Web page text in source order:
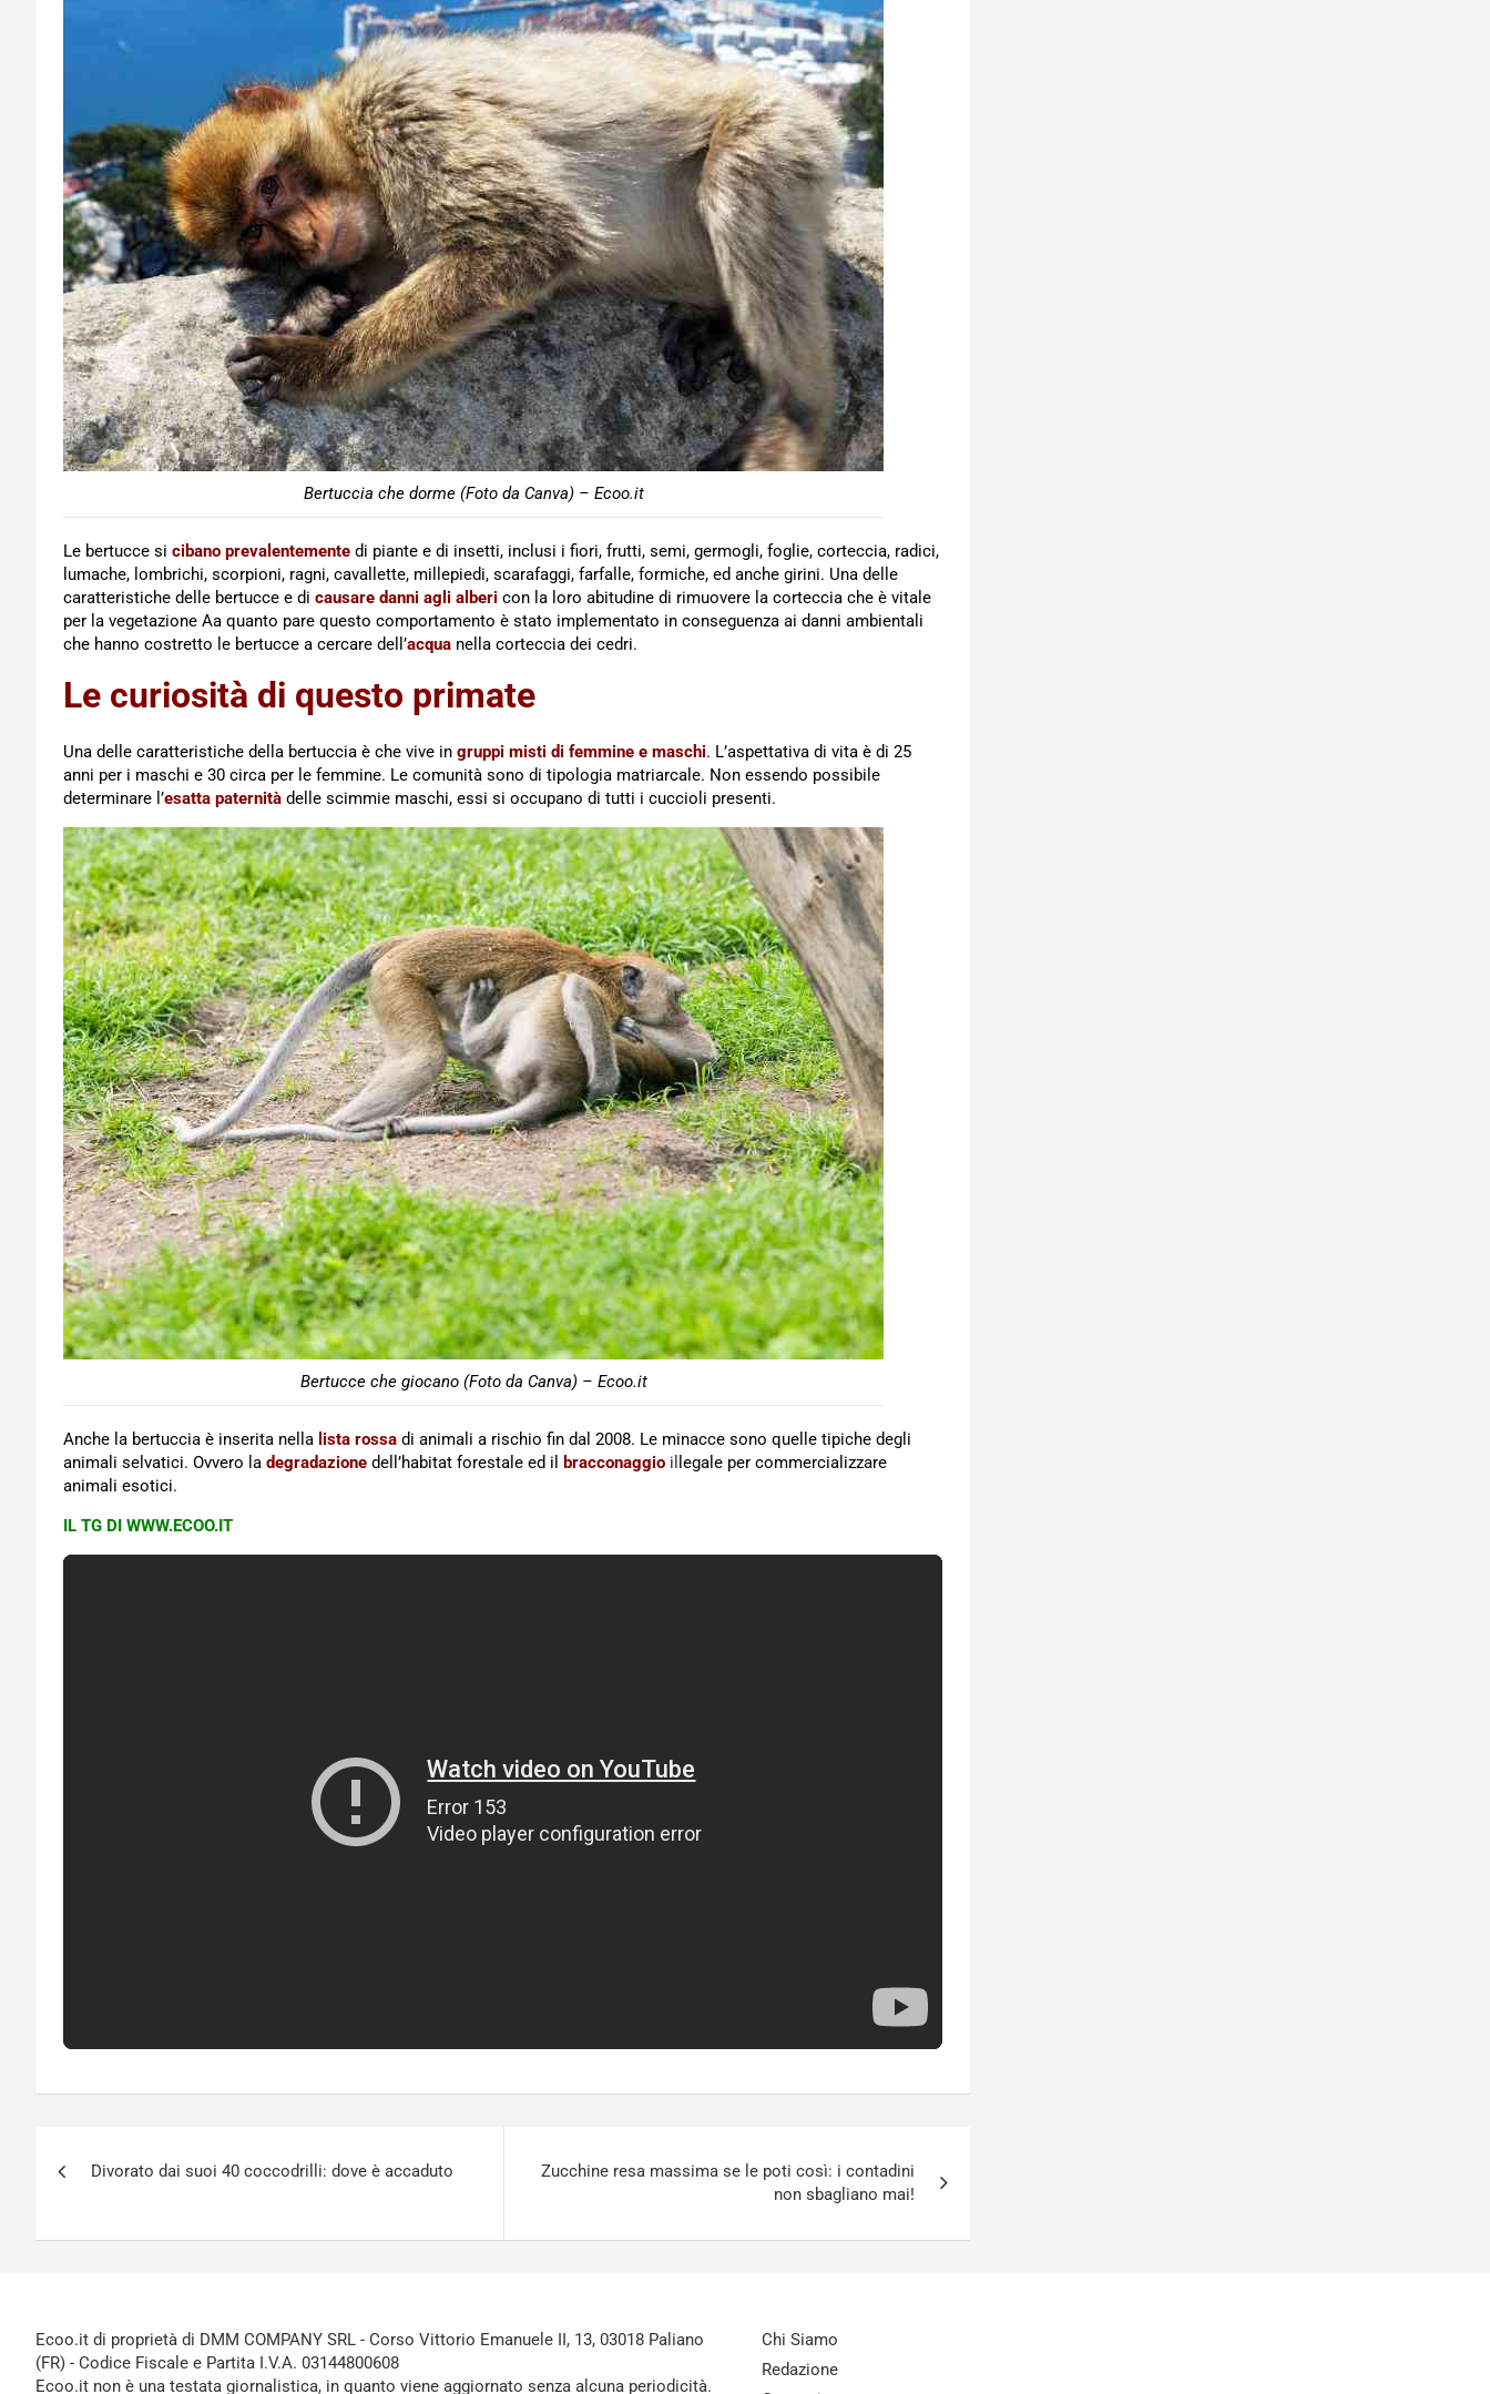
Bertuccia che dorme (Foto da Canva) – Ecoo.it
Le bertucce si cibano prevalentemente di piante e di insetti, inclusi i fiori, frutti, semi, germogli, foglie, corteccia, radici,
lumache, lombrichi, scorpioni, ragni, cavallette, millepiedi, scarafaggi, farfalle, formiche, ed anche girini. Una delle
caratteristiche delle bertucce e di causare danni agli alberi con la loro abitudine di rimuovere la corteccia che è vitale
per la vegetazione Aa quanto pare questo comportamento è stato implementato in conseguenza ai danni ambientali
che hanno costretto le bertucce a cercare dell’acqua nella corteccia dei cedri.
Le curiosità di questo primate
Una delle caratteristiche della bertuccia è che vive in gruppi misti di femmine e maschi. L’aspettativa di vita è di 25
anni per i maschi e 30 circa per le femmine. Le comunità sono di tipologia matriarcale. Non essendo possibile
determinare l’esatta paternità delle scimmie maschi, essi si occupano di tutti i cuccioli presenti.
Bertucce che giocano (Foto da Canva) – Ecoo.it
Anche la bertuccia è inserita nella lista rossa di animali a rischio fin dal 2008. Le minacce sono quelle tipiche degli
animali selvatici. Ovvero la degradazione dell’habitat forestale ed il bracconaggio il legale per commercializzare
animali esotici.
IL TG DI WWW.ECOO.IT
Divorato dai suoi 40 coccodrilli: dove è accaduto
Zucchine resa massima se le poti così: i contadini
non sbagliano mai!
Ecoo.it di proprietà di DMM COMPANY SRL - Corso Vittorio Emanuele II, 13, 03018 Paliano
(FR) - Codice Fiscale e Partita I.V.A. 03144800608
Ecoo.it non è una testata giornalistica, in quanto viene aggiornato senza alcuna periodicità.
Chi Siamo
Redazione